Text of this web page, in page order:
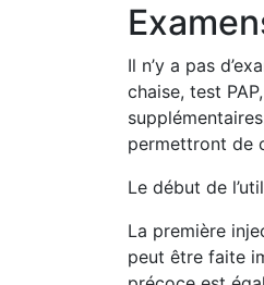
Il n’y a pas
chaise, test
permettront de
Le début de
La première
peut être faite